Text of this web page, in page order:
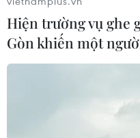
Hiện trường vụ ghe
Gòn khiến một